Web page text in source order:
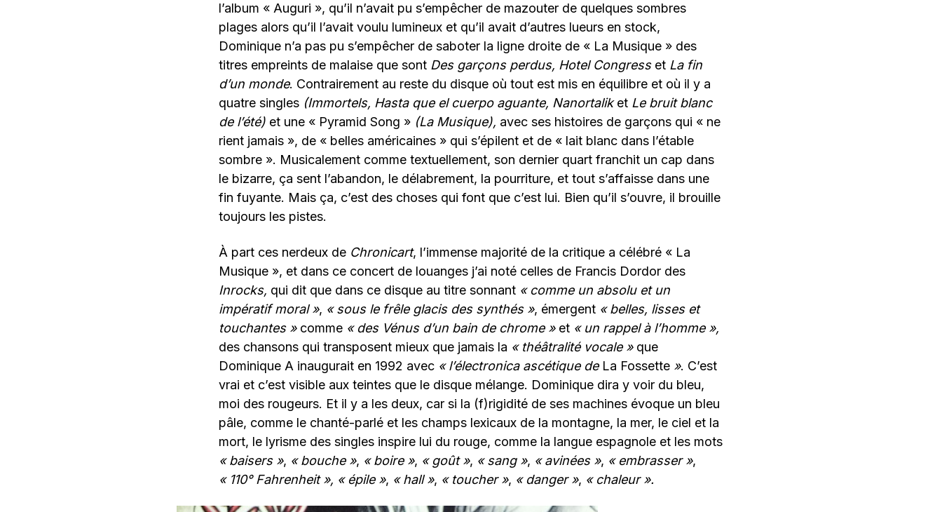
l’album « Auguri », qu’il n’avait pu s’empêcher de mazouter de quelques sombres
plages alors qu’il l’avait voulu lumineux et qu’il avait d’autres lueurs en stock,
Dominique n’a pas pu s’empêcher de saboter la ligne droite de « La Musique » des
titres empreints de malaise que sont Des garçons perdus, Hotel Congresset La fin
d’un monde. Contrairement au reste du disque où tout est mis en équilibre et où il y a
quatre singles (Immortels, Hasta que el cuerpo aguante, Nanortaliket Le bruit blanc
de l’été) et une « Pyramid Song » (La Musique), avec ses histoires de garçons qui « ne
rient jamais », de « belles américaines » qui s’épilent et de « lait blanc dans l’étable
sombre ». Musicalement comme textuellement, son dernier quart franchit un cap dans
le bizarre, ça sent l’abandon, le délabrement, la pourriture, et tout s’affaisse dans une
fin fuyante. Mais ça, c’est des choses qui font que c’est lui. Bien qu’il s’ouvre, il brouille
toujours les pistes.
À part ces nerdeux de Chronicart, l’immense majorité de la critique a célébré « La
Musique », et dans ce concert de louanges j’ai noté celles de Francis Dordor des
Inrocks, qui dit que dans ce disque au titre sonnant « comme un absolu et un
impératif moral », « sous le frêle glacis des synthés », émergent « belles, lisses et
touchantes »comme « des Vénus d’un bain de chrome »et « un rappel à l’homme »,
des chansons qui transposent mieux que jamais la « théâtralité vocale »que
Dominique A inaugurait en 1992 avec « l’électronica ascétique de La Fossette ». C’est
vrai et c’est visible aux teintes que le disque mélange. Dominique dira y voir du bleu,
moi des rougeurs. Et il y a les deux, car si la (f)rigidité de ses machines évoque un bleu
pâle, comme le chanté-parlé et les champs lexicaux de la montagne, la mer, le ciel et la
mort, le lyrisme des singles inspire lui du rouge, comme la langue espagnole et les mots
« baisers », « bouche », « boire », « goût », « sang », « avinées », « embrasser »,
« 110° Fahrenheit », « épile », « hall », « toucher », « danger », « chaleur ».